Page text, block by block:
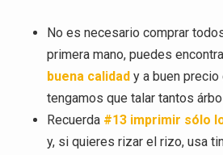
No es necesario comprar
primera mano, puedes
buena calidad y a buen precio
tengamos que talar tantos
Recuerda #13 imprimir sólo
y, si quieres rizar el rizo, usa